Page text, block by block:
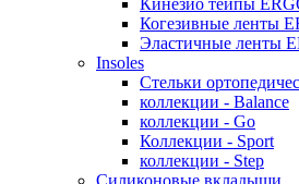
Кинезио тейпы
Когезивные ленты
Эластичные ленты
Insoles
Стельки
коллекции - Balance
коллекции - Go
Коллекции - Sport
коллекции - Step